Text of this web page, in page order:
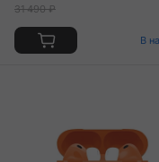
31 490 ₽
В